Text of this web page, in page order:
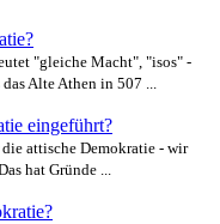
"gleiche Macht", "isos" -
Alte Athen in 507 ...
eingeführt?
attische Demokratie - wir
hat Gründe ...